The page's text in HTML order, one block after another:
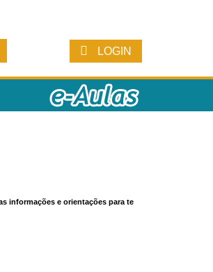
LOGIN
informações e orientações para te